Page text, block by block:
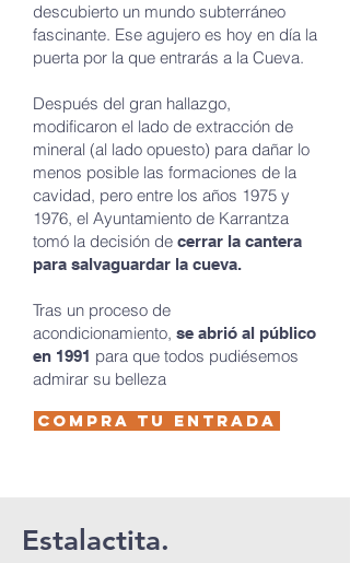
descubierto un mundo subterráneo
fascinante. Ese agujero es hoy en día la
puerta por la que entrarás a la Cueva.
Después del gran hallazgo,
modificaron el lado de extracción de
mineral (al lado opuesto) para dañar lo
menos posible las formaciones de la
cavidad, pero entre los años 1975 y
1976, el Ayuntamiento de Karrantza
tomó la decisión de cerrar la cantera
para salvaguardar la cueva.
Tras un proceso de
acondicionamiento, se abrió al público
en 1991 para que todos pudiésemos
admirar su belleza
COMPRA TU ENTRADA
Estalactita.